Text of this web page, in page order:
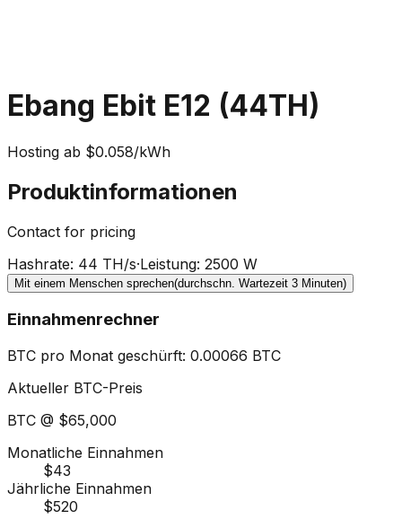
Ebang Ebit E12 (44TH)
Hosting ab $0.058/kWh
Produktinformationen
Contact for pricing
Hashrate: 44 TH/s·Leistung: 2500 W
Mit einem Menschen sprechen(durchschn. Wartezeit 3 Minuten)
Einnahmenrechner
BTC pro Monat geschürft: 0.00066 BTC
Aktueller BTC-Preis
BTC @ $65,000
Monatliche Einnahmen
$43
Jährliche Einnahmen
$520